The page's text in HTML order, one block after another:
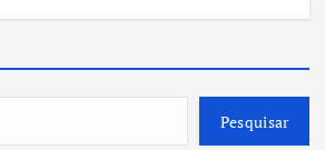
Pesquisar